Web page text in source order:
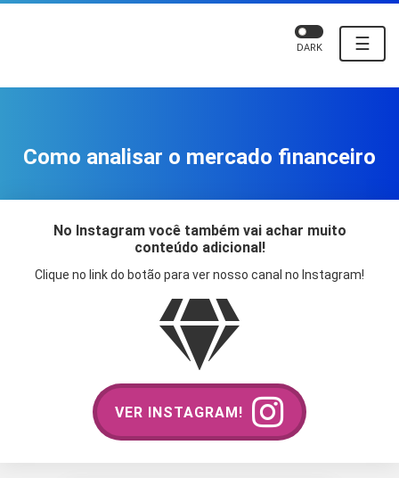
☰
DARK
Como analisar o mercado financeiro
No Instagram você também vai achar muito
conteúdo adicional!
Clique no link do botão para ver nosso canal no Instagram!
VER INSTAGRAM!